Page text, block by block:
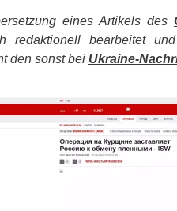
eines Artikels des
redaktionell bearbeitet
den sonst bei Ukraine-